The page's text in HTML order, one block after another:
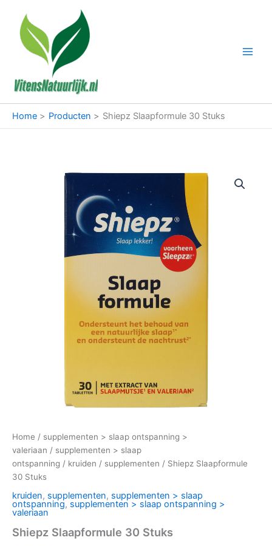
inhoud
Home Producten Shiepz Slaapformule 30 Stuks
Home / supplementen > slaap ontspanning >
valeriaan / supplementen > slaap
ontspanning / kruiden / supplementen / Shiepz Slaapformule
30 Stuks
kruiden, supplementen, supplementen > slaap
ontspanning, supplementen > slaap ontspanning >
valeriaan
Shiepz Slaapformule 30 Stuks